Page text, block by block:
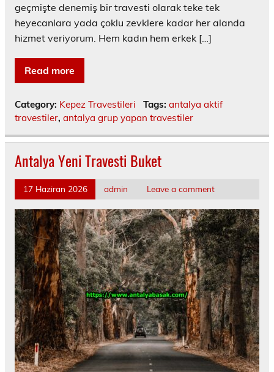
geçmişte denemiş bir travesti olarak teke tek
heyecanlara yada çoklu zevklere kadar her alanda
hizmet veriyorum. Hem kadın hem erkek […]
Read more
Category: Kepez Travestileri Tags: antalya aktif
travestiler, antalya grup yapan travestiler
Antalya Yeni Travesti Buket
17 Haziran 2026 admin Leave a comment